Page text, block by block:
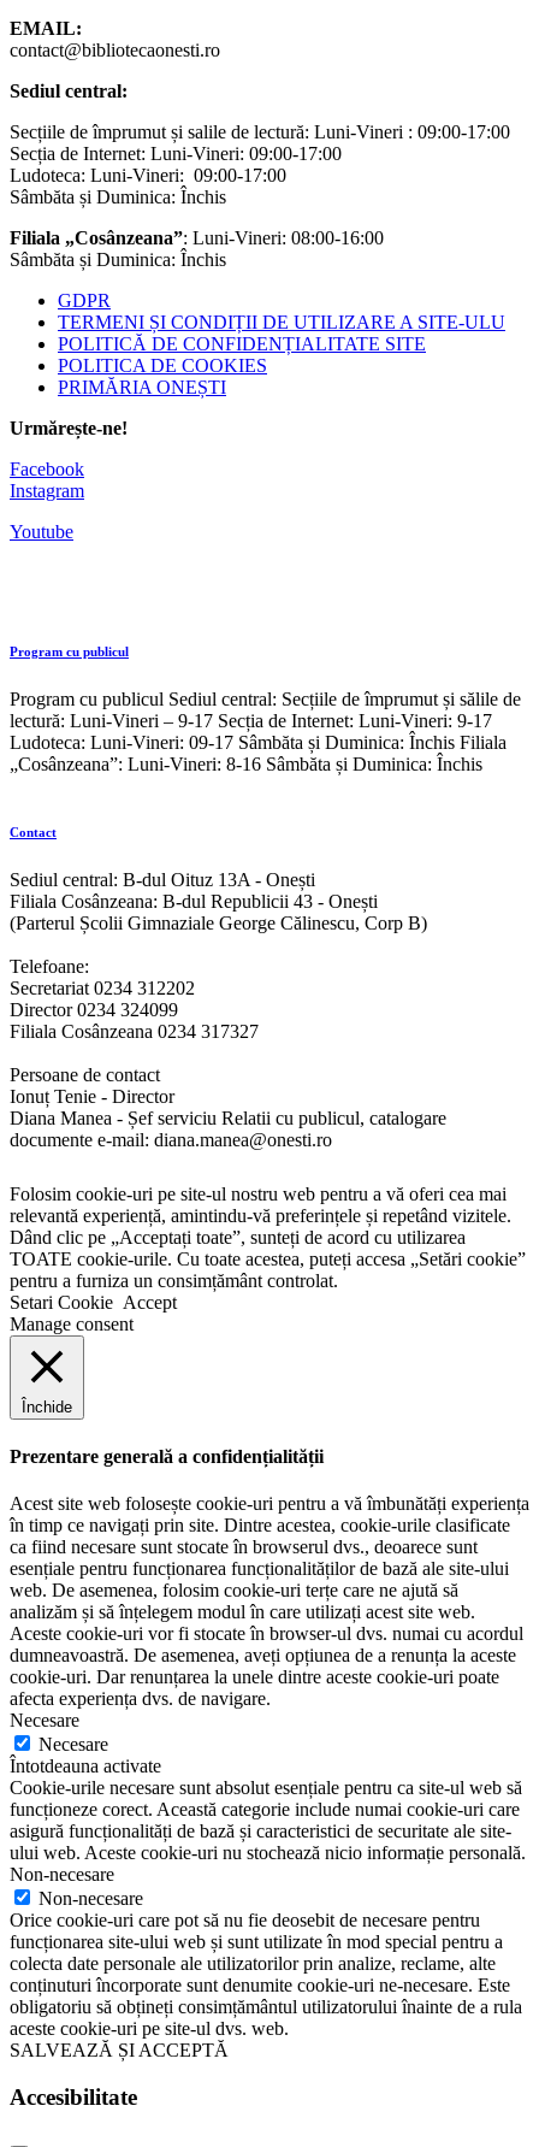
EMAIL:
contact@bibliotecaonesti.ro
Sediul central:
Secțiile de împrumut și salile de lectură: Luni-Vineri : 09:00-17:00
Secția de Internet: Luni-Vineri: 09:00-17:00
Ludoteca: Luni-Vineri: 09:00-17:00
Sâmbăta și Duminica: Închis
Filiala „Cosânzeana”: Luni-Vineri: 08:00-16:00
Sâmbăta și Duminica: Închis
GDPR
TERMENI ȘI CONDIȚII DE UTILIZARE A SITE-ULU
POLITICĂ DE CONFIDENȚIALITATE SITE
POLITICA DE COOKIES
PRIMĂRIA ONEȘTI
Urmărește-ne!
Facebook
Instagram
Youtube
Program cu publicul
Program cu publicul Sediul central: Secțiile de împrumut și sălile de
lectură: Luni-Vineri – 9-17 Secția de Internet: Luni-Vineri: 9-17
Ludoteca: Luni-Vineri: 09-17 Sâmbăta și Duminica: Închis Filiala
„Cosânzeana”: Luni-Vineri: 8-16 Sâmbăta și Duminica: Închis
Contact
Sediul central: B-dul Oituz 13A - Onești
Filiala Cosânzeana: B-dul Republicii 43 - Onești
(Parterul Școlii Gimnaziale George Călinescu, Corp B)
Telefoane:
Secretariat 0234 312202
Director 0234 324099
Filiala Cosânzeana 0234 317327
Persoane de contact
Ionuț Tenie - Director
Diana Manea - Șef serviciu Relatii cu publicul, catalogare
documente e-mail: diana.manea@onesti.ro
Folosim cookie-uri pe site-ul nostru web pentru a vă oferi cea mai
relevantă experiență, amintindu-vă preferințele și repetând vizitele.
Dând clic pe „Acceptați toate”, sunteți de acord cu utilizarea
TOATE cookie-urile. Cu toate acestea, puteți accesa „Setări cookie”
pentru a furniza un consimțământ controlat.
Setari Cookie Accept
Manage consent
Închide
Prezentare generală a confidențialității
Acest site web folosește cookie-uri pentru a vă îmbunătăți experiența
în timp ce navigați prin site. Dintre acestea, cookie-urile clasificate
ca fiind necesare sunt stocate în browserul dvs., deoarece sunt
esențiale pentru funcționarea funcționalităților de bază ale site-ului
web. De asemenea, folosim cookie-uri terțe care ne ajută să
analizăm și să înțelegem modul în care utilizați acest site web.
Aceste cookie-uri vor fi stocate în browser-ul dvs. numai cu acordul
dumneavoastră. De asemenea, aveți opțiunea de a renunța la aceste
cookie-uri. Dar renunțarea la unele dintre aceste cookie-uri poate
afecta experiența dvs. de navigare.
Necesare
Necesare
Întotdeauna activate
Cookie-urile necesare sunt absolut esențiale pentru ca site-ul web să
funcționeze corect. Această categorie include numai cookie-uri care
asigură funcționalități de bază și caracteristici de securitate ale site-
ului web. Aceste cookie-uri nu stochează nicio informație personală.
Non-necesare
Non-necesare
Orice cookie-uri care pot să nu fie deosebit de necesare pentru
funcționarea site-ului web și sunt utilizate în mod special pentru a
colecta date personale ale utilizatorilor prin analize, reclame, alte
conținuturi încorporate sunt denumite cookie-uri ne-necesare. Este
obligatoriu să obțineți consimțământul utilizatorului înainte de a rula
aceste cookie-uri pe site-ul dvs. web.
SALVEAZĂ ȘI ACCEPTĂ
Accesibilitate